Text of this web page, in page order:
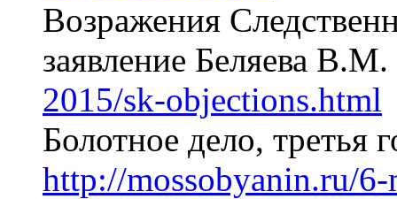
Возражения
заявление Беляева
2015/sk-objections.html
Болотное дело,
http://mossobyanin.ru/